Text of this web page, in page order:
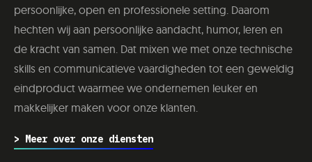
persoonlijke, open en professionele setting. Daarom
hechten wij aan persoonlijke aandacht, humor, leren en
de kracht van samen. Dat mixen we met onze technische
skills en communicatieve vaardigheden tot een geweldig
eindproduct waarmee we ondernemen leuker en
makkelijker maken voor onze klanten.
> Meer over onze diensten